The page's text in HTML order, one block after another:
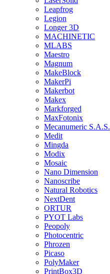
Leapfrog
Legion
Longer 3D
MACHINETIC
MLABS
Maestro
Magnum
MakeBlock
MakerPi
Makerbot
Makex
Markforged
MaxFotonix
Mecanumeric S.A.S.
Medit
Mingda
Modix
Mosaic
Nano Dimension
Nanoscribe
Natural Robotics
NextDent
ORTUR
PYOT Labs
Peopoly
Photocentric
Phrozen
Picaso
PolyMaker
PrintBox3D